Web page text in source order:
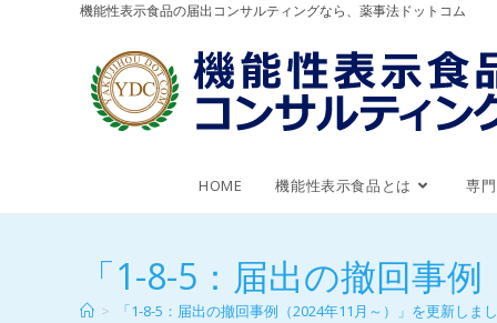
機能性表示食品の届出コンサルティングなら、薬事法ドットコム
HOME 機能性表示食品とは 専
「1-8-5：届出の撤回事
> 「1-8-5：届出の撤回事例（2024年11月～）」を更新しま